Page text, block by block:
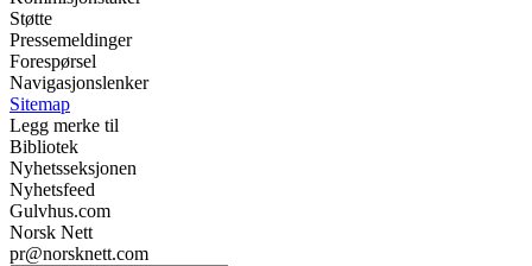
Støtte
Pressemeldinger
Forespørsel
Navigasjonslenker
Sitemap
Legg merke til
Bibliotek
Nyhetsseksjonen
Nyhetsfeed
Gulvhus.com
Norsk Nett
pr@norsknett.com